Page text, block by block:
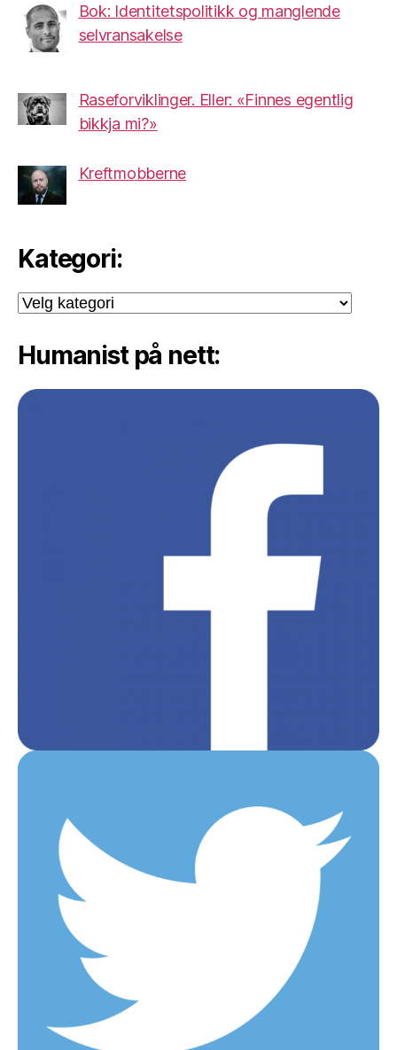
Bok: Identitetspolitikk og manglende
selvransakelse
Raseforviklinger. Eller: «Finnes egentlig
bikkja mi?»
Kreftmobberne
Kategori:
Kategori:
Humanist på nett: